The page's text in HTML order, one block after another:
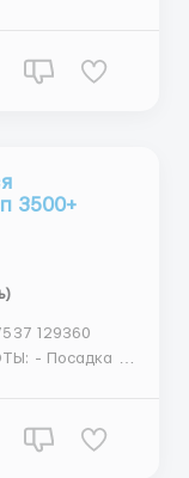
3500+
129360
будут